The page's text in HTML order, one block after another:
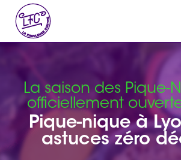
La saison des Pique-
officiellement
Pique-nique à
astuces zéro